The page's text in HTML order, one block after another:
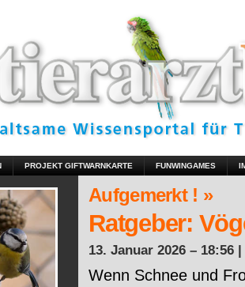
PROJEKT GIFTWARNKARTE FUNWINGAMES
Aufgemerkt ! »
Ratgeber:
13. Januar 2026 – 18:56 |
Wenn Schnee und